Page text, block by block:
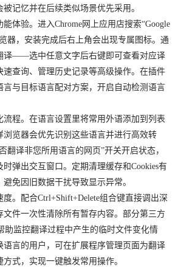
记忆并在后续类似场景优先采用。
体验。进入Chrome网上应用店搜索“Google
器，安装完成后右上角会出现专属图标。通
译——选中任意文字后右键即可查看对应译
速查询、管理历史记录等高级操作。在插件
言与目标语言配对方案，开启自动检测语言
流程。在语言设置里将常用外语添加到列表
浏览器会优先识别这些语言并进行高效转
翻译非您所用语言的网页”开关开启状态，
弹出交互窗口。定期清理缓存和Cookies有
免因旧数据干扰导致显示异常。
。配合Ctrl+Shift+Delete组合键直接调出深
文件一次性清除所有暂存内容。部分第三方
助监控翻译过程中产生的临时文件变化情
语言的用户，可在扩展程序管理页面为翻译
式，实现一键触发常用操作。